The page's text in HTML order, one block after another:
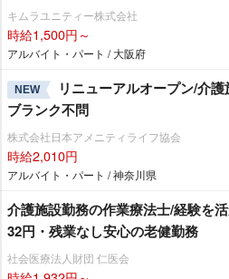
キムラユニティー株式会社
時給1,500円～
アルバイト・パート / 大阪府
NEW
リニューアルオープン/介
ブランク不問
株式会社日本アメニティライフ協会
時給2,010円
アルバイト・パート / 神奈川県
介護施設勤務の作業療法士/経験を
32円・残業なし安心の老健勤務
社会医療法人財団 仁医会